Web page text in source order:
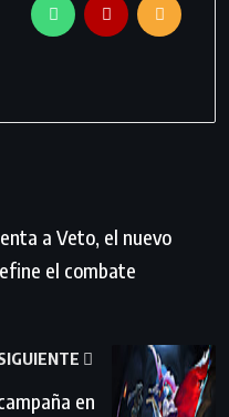
a Veto, el nuevo
el combate
en